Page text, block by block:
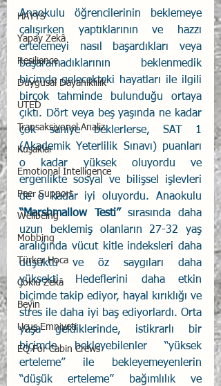
HAYYS
Yapay Zekâ
Resilience
Duygusal Dayanıklılık
UTED
Transaksiyonel Analiz
Kuşaklar
Emotional Intelligence
Peer Support
Wellbeing
Mobbing
Türker Hoca
Çoklu Zekâ
Beyin
Uçuş Emniyeti
EQ For Cabin Crews
Anaokulu öğrencilerinin beklemeye
çalışırken yaptıklarının ve hazzı
ertelemeyi nasıl başardıkları veya
başaramadıklarının beklenmedik
biçimde gelecekteki hayatları ile ilgili
birçok tahminde bulunduğu ortaya
çıktı. Dört veya beş yaşında ne kadar
çok saniye beklerlerse, SAT 1
(Akademik Yeterlilik Sınavı) puanları
o kadar yüksek oluyordu ve
ergenlikte sosyal ve bilişsel işlevleri
“Marshmallow Testi” sırasında daha
uzun beklemiş olanların 27-32 yaş
aralığında vücut kitle indeksleri daha
düşüktü ve öz saygıları daha
yüksekti. Hedeflerini daha etkin
biçimde takip ediyor, hayal kırıklığı ve
stres ile daha iyi baş ediyorlardı. Orta
yaşa geldiklerinde, istikrarlı bir
biçimde bekleyebilenler “yüksek
erteleme” ile bekleyemeyenlerin
“düşük erteleme” bağımlılık ve